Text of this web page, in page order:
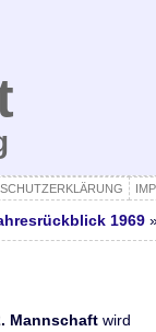
1969
Mannschaft wird